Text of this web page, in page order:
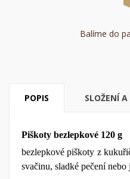
Balíme do
POPIS SLOŽENÍ
Piškoty bezlepkové 120 g
bezlepkové piškoty z
svačinu, sladké pečení